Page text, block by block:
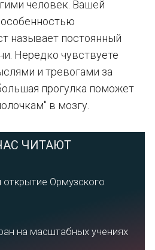
человек. Вашей
называет постоянный
Нередко чувствуете
и тревогами за
прогулка поможет
в мозгу.
ЧИТАЮТ
Ормузского
на масштабных учениях